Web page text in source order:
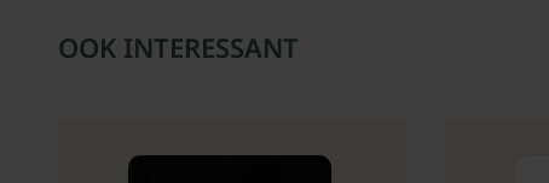
OOK INTERESSANT